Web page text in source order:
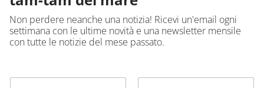
Non perdere neanche una notizia! Ricevi un'email ogni
settimana con le ultime novità e una newsletter mensile
con tutte le notizie del mese passato.